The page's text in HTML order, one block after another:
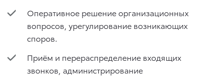
Оперативное решение организационных
вопросов, урегулирование возникающих
споров.
Приём и перераспределение входящих
звонков, администрирование